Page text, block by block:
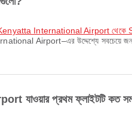
International Airport থেকে
Airport–এর উদ্দেশ্যে সবচেয়ে
যাওয়ার প্রথম ফ্লাইটটি কত